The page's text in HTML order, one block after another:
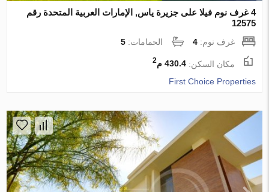
4 غرف نوم فيلا على جزيرة ياس, الإمارات العربية المتحدة رقم
12575
غرف نوم:4 الحمامات:5
مكان السكن:430.4 م 2
First Choice Properties